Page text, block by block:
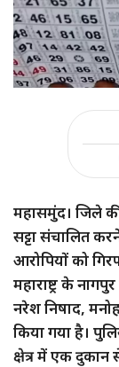
महासमुंद। जिले
सट्टा संचालित
आरोपियों को
महाराष्ट्र के
नरेश निषाद,
किया गया है।
क्षेत्र में एक दुकान